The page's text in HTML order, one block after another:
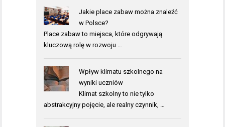
Jakie place zabaw można znaleźć
w Polsce?
Place zabaw to miejsca, które odgrywają
kluczową rolę w rozwoju …
Wpływ klimatu szkolnego na
wyniki uczniów
Klimat szkolny to nie tylko
abstrakcyjny pojęcie, ale realny czynnik, …